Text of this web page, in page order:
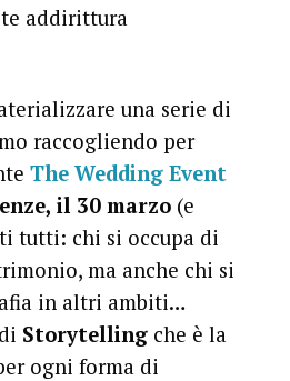
addirittura
una serie di
raccogliendo per
The Wedding Event
il 30 marzo(e
tutti: chi si occupa di
ma anche chi si
in altri ambiti…
Storytellingche è la
ogni forma di